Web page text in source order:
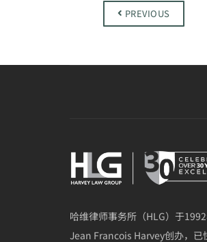
PREVIOUS
哈维律师事务所（HLG）于
Jean Francois Harvey创办，已